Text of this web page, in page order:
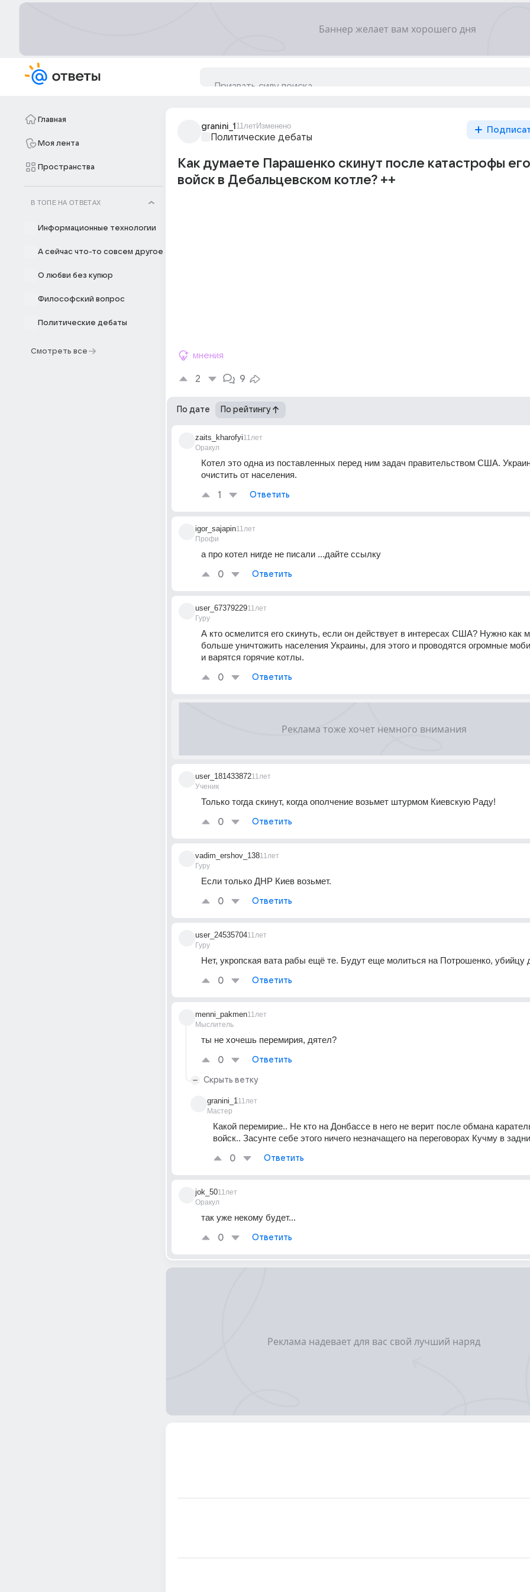
Главная
Моя лента
Пространства
В ТОПЕ НА ОТВЕТАХ
Информационные технологии
А сейчас что-то совсем другое
О любви без купюр
Философский вопрос
Политические дебаты
Смотреть все
granini_1 11летИзменено
Политические дебаты
Как думаете Парашенко скинут после катастрофы его
войск в Дебальцевском котле? ++
мнения
2 9
По дате По рейтингу
zaits_kharofyi
Оракул
11лет
Котел это одна из поставленных перед ним задач правительством США.
очистить от населения.
1 Ответить
igor_sajapin
Профи
11лет
а про котел нигде не писали ...дайте ссылку
0 Ответить
user_67379229
Гуру
11лет
А кто осмелится его скинуть, если он действует в интересах США? Нужно как
больше уничтожить населения Украины, для этого и проводятся огромные
и варятся горячие котлы.
0 Ответить
user_181433872
Ученик
11лет
Только тогда скинут, когда ополчение возьмет штурмом Киевскую Раду!
0 Ответить
vadim_ershov_138
Гуру
11лет
Если только ДНР Киев возьмет.
0 Ответить
user_24535704
Гуру
11лет
Нет, укропская вата рабы ещё те. Будут еще молиться на Потрошенко, убийцу
0 Ответить
menni_pakmen
Мыслитель
11лет
ты не хочешь перемирия, дятел?
0 Ответить
Скрыть ветку
granini_1
Мастер
11лет
Какой перемирие.. Не кто на Донбассе в него не верит после обмана
войск.. Засунте себе этого ничего незначащего на переговорах Кучму в
0 Ответить
jok_50
Оракул
11лет
так уже некому будет...
0 Ответить